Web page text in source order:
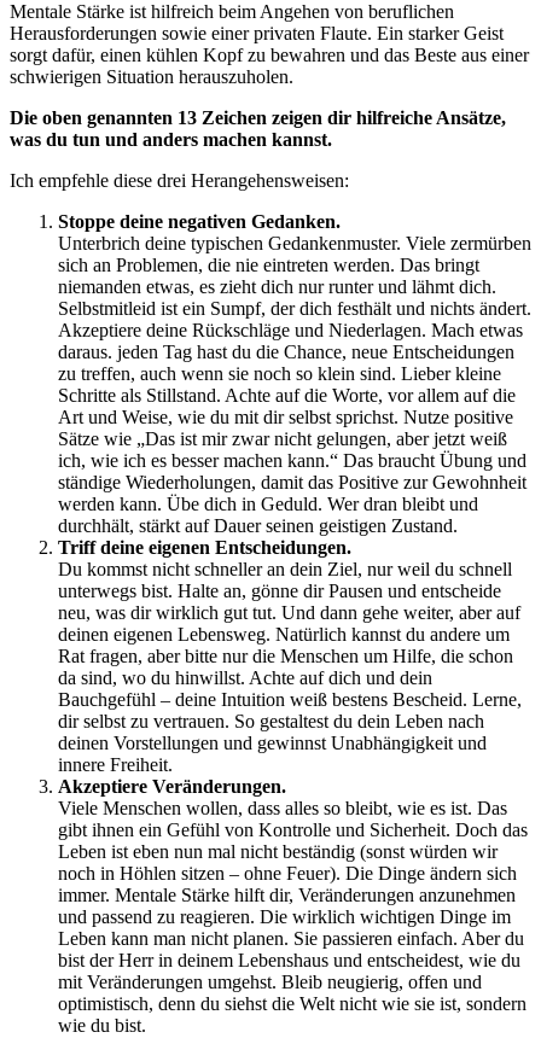
Mentale Stärke ist hilfreich beim Angehen von beruflichen
Herausforderungen sowie einer privaten Flaute. Ein starker Geist
sorgt dafür, einen kühlen Kopf zu bewahren und das Beste aus einer
schwierigen Situation herauszuholen.
Die oben genannten 13 Zeichen zeigen dir hilfreiche Ansätze,
was du tun und anders machen kannst.
Ich empfehle diese drei Herangehensweisen:
Stoppe deine negativen Gedanken.
Unterbrich deine typischen Gedankenmuster. Viele zermürben
sich an Problemen, die nie eintreten werden. Das bringt
niemanden etwas, es zieht dich nur runter und lähmt dich.
Selbstmitleid ist ein Sumpf, der dich festhält und nichts ändert.
Akzeptiere deine Rückschläge und Niederlagen. Mach etwas
daraus. jeden Tag hast du die Chance, neue Entscheidungen
zu treffen, auch wenn sie noch so klein sind. Lieber kleine
Schritte als Stillstand. Achte auf die Worte, vor allem auf die
Art und Weise, wie du mit dir selbst sprichst. Nutze positive
Sätze wie „Das ist mir zwar nicht gelungen, aber jetzt weiß
ich, wie ich es besser machen kann.“ Das braucht Übung und
ständige Wiederholungen, damit das Positive zur Gewohnheit
werden kann. Übe dich in Geduld. Wer dran bleibt und
durchhält, stärkt auf Dauer seinen geistigen Zustand.
Triff deine eigenen Entscheidungen.
Du kommst nicht schneller an dein Ziel, nur weil du schnell
unterwegs bist. Halte an, gönne dir Pausen und entscheide
neu, was dir wirklich gut tut. Und dann gehe weiter, aber auf
deinen eigenen Lebensweg. Natürlich kannst du andere um
Rat fragen, aber bitte nur die Menschen um Hilfe, die schon
da sind, wo du hinwillst. Achte auf dich und dein
Bauchgefühl – deine Intuition weiß bestens Bescheid. Lerne,
dir selbst zu vertrauen. So gestaltest du dein Leben nach
deinen Vorstellungen und gewinnst Unabhängigkeit und
innere Freiheit.
Akzeptiere Veränderungen.
Viele Menschen wollen, dass alles so bleibt, wie es ist. Das
gibt ihnen ein Gefühl von Kontrolle und Sicherheit. Doch das
Leben ist eben nun mal nicht beständig (sonst würden wir
noch in Höhlen sitzen – ohne Feuer). Die Dinge ändern sich
immer. Mentale Stärke hilft dir, Veränderungen anzunehmen
und passend zu reagieren. Die wirklich wichtigen Dinge im
Leben kann man nicht planen. Sie passieren einfach. Aber du
bist der Herr in deinem Lebenshaus und entscheidest, wie du
mit Veränderungen umgehst. Bleib neugierig, offen und
optimistisch, denn du siehst die Welt nicht wie sie ist, sondern
wie du bist.